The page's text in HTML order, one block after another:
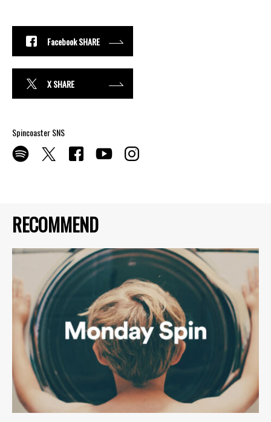
RECOMMEND
Facebook SHARE
X SHARE
Spincoaster SNS